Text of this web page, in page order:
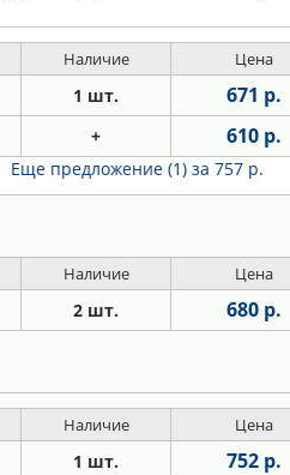
Наличие Цена
1 шт. 671 р.
+ 610 р.
Еще предложение (1) за 757 р.
Наличие Цена
2 шт. 680 р.
Наличие Цена
1 шт. 752 р.